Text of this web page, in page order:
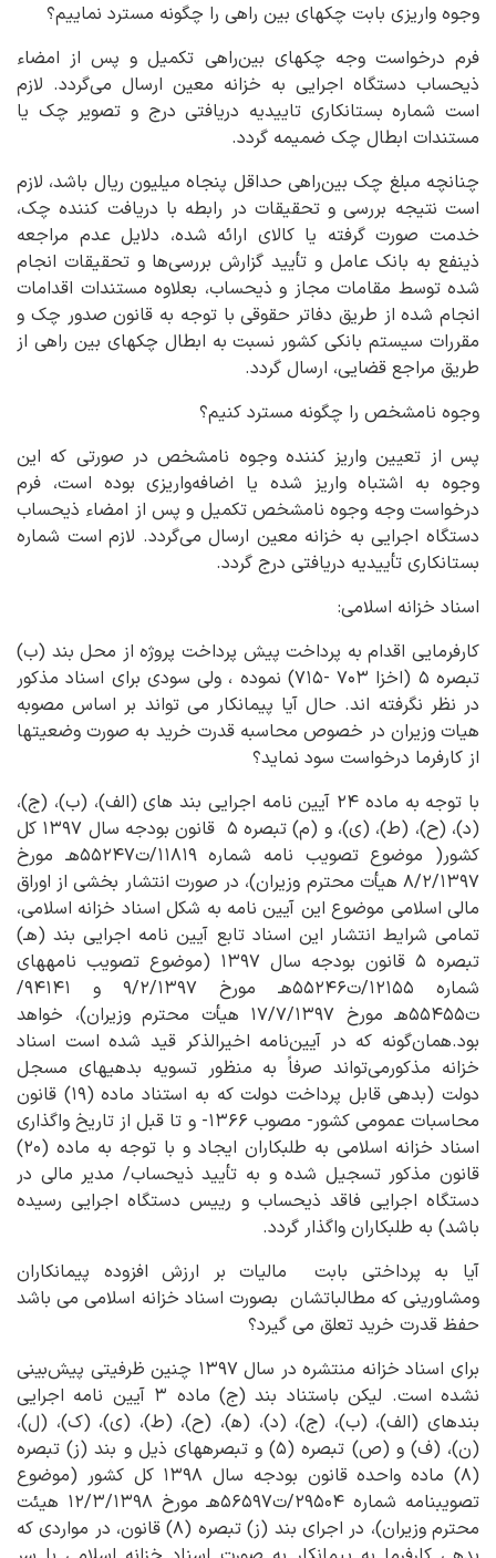
وجوه واریزی بابت چکهای بین راهی را چگونه مسترد نماییم؟
فرم درخواست وجه چکهای بین‌راهی تکمیل و پس از امضاء
ذیحساب دستگاه اجرایی به خزانه معین ارسال می‌گردد. لازم
است شماره بستانکاری تاییدیه دریافتی درج و تصویر چک یا
مستندات ابطال چک ضمیمه گردد.
چنانچه مبلغ چک بین‌راهی حداقل پنجاه میلیون ریال باشد، لازم
است نتیجه بررسی و تحقیقات در رابطه با دریافت کننده چک،
خدمت صورت گرفته یا کالای ارائه شده، دلایل عدم مراجعه
ذینفع به بانک عامل و تأیید گزارش بررسی‌ها و تحقیقات انجام
شده توسط مقامات مجاز و ذیحساب، بعلاوه مستندات اقدامات
انجام شده از طریق دفاتر حقوقی با توجه به قانون صدور چک و
مقررات سیستم بانکی کشور نسبت به ابطال چکهای بین راهی از
طریق مراجع قضایی، ارسال گردد.
وجوه نامشخص را چگونه مسترد کنیم؟
پس از تعیین واریز کننده وجوه نامشخص در صورتی که این
وجوه به اشتباه واریز شده یا اضافه‌واریزی بوده است، فرم
درخواست وجه وجوه نامشخص تکمیل و پس از امضاء ذیحساب
دستگاه اجرایی به خزانه معین ارسال می‌گردد. لازم است شماره
بستانکاری تأییدیه دریافتی درج گردد.
اسناد خزانه اسلامی:
کارفرمایی اقدام به پرداخت پیش پرداخت پروژه از محل بند (ب)
تبصره ۵ (اخزا ۷۰۳ -۷۱۵) نموده ، ولی سودی برای اسناد مذکور
در نظر نگرفته اند. حال آیا پیمانکار می تواند بر اساس مصوبه
هیات وزیران در خصوص محاسبه قدرت خرید به صورت وضعیتها
از کارفرما درخواست سود نماید؟
با توجه به ماده ۲۴ آیین نامه‎ اجرایی بند های (الف)، (ب)، (ج)،
(د)، (ح)، (ط)، (ی)، و (م) تبصره ۵ قانون بودجه سال ۱۳۹۷ کل
کشور( موضوع تصویب نامه شماره ۱۱۸۱۹/ت۵۵۲۴۷هـ مورخ
۸/۲/۱۳۹۷ هیأت محترم وزیران)، در صورت انتشار بخشی از اوراق
مالی اسلامی موضوع این آیین نامه به شکل اسناد خزانه اسلامی،
تمامی شرایط انتشار این اسناد تابع آیین نامه اجرایی بند (هـ)
تبصره ۵ قانون بودجه سال ۱۳۹۷ (موضوع تصویب نامه‎های
شماره ۱۲۱۵۵/ت۵۵۲۴۶هـ مورخ ۹/۲/۱۳۹۷ و ۹۴۱۴۱/
ت۵۵۴۵۵هـ مورخ ۱۷/۷/۱۳۹۷ هیأت محترم وزیران)، خواهد
بود.همان‌گونه که در آیین‌نامه اخیرالذکر قید شده است اسناد
خزانه مذکورمی‌تواند صرفاً به منظور تسویه بدهی‎های مسجل
دولت (بدهی قابل پرداخت دولت که به استناد ماده (۱۹) قانون
محاسبات عمومی کشور- مصوب ۱۳۶۶- و تا قبل از تاریخ واگذاری
اسناد خزانه اسلامی به طلبکاران ایجاد و با توجه به ماده (۲۰)
قانون مذکور تسجیل شده و به تأیید ذیحساب/ مدیر مالی در
دستگاه اجرایی فاقد ذیحساب و رییس دستگاه اجرایی رسیده
باشد) به طلبکاران واگذار ‎گردد.
آیا به پرداختی بابت مالیات بر ارزش افزوده پیمانکاران
ومشاورینی که مطالباتشان بصورت اسناد خزانه اسلامی می باشد
حفظ قدرت خرید تعلق می گیرد؟
برای اسناد خزانه منتشره در سال ۱۳۹۷ چنین ظرفیتی پیش‌بینی
نشده است. لیکن باستناد بند (ج) ماده ۳ آیین نامه اجرایی
بندهای (الف)، (ب)، (ج)، (د)، (ه‍)، (ح)، (ط)، (ی)، (ک)، (ل)،
(ن)، (ف) و (ص) تبصره (۵) و تبصره‎های ذیل و بند (ز) تبصره
(۸) ماده واحده قانون بودجه سال ۱۳۹۸ کل کشور (موضوع
تصویب‎نامه شماره ۲۹۵۰۴/ت۵۶۵۹۷هـ مورخ ۱۲/۳/۱۳۹۸ هیئت
محترم وزیران)، در اجرای بند (ز) تبصره (۸) قانون، در مواردی که